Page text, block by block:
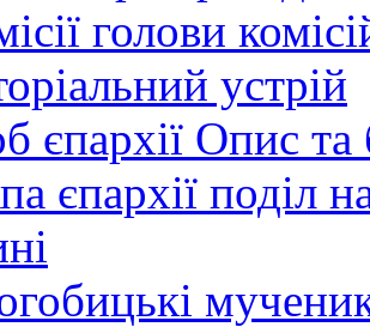
голови
устрій
єпархії Опис та
єпархії поділ